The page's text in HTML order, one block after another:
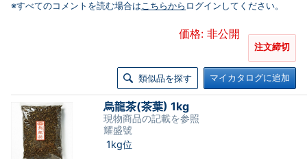
※すべてのコメントを読む場合はこちらから ログインしてください。
価格: 非公開
注文締切
類似品を探す マイカタログに追加
烏龍茶(茶葉) 1kg
現物商品の記載を参照
耀盛號
1kg位